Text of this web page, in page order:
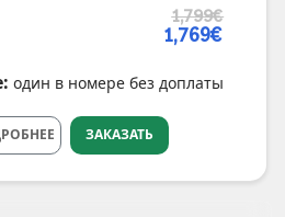
1,799€
1,769€
один в номере без доплаты
ЗАКАЗАТЬ